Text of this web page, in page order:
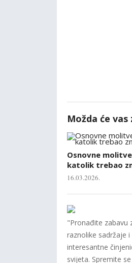
Možda će
Osnovne
katolik trebao
16.03.2026.
"Pronađite zabavu
raznolike sadržaje
interesantne
svijeta. Spremite